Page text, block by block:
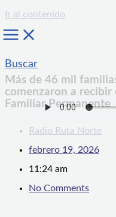
Ir al contenido
Buscar
Más de 46 mil
comenzaron a
Familiar Permanente
Radio Ruta Norte
febrero 19, 2026
11:24 am
No Comments